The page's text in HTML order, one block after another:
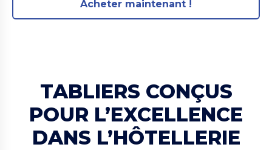
Acheter maintenant !
TABLIERS CONÇUS
POUR L’EXCELLENCE
DANS L’HÔTELLERIE